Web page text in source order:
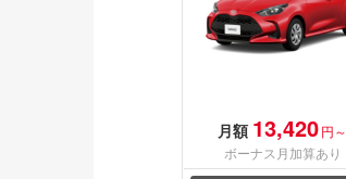
月額 13,420円～
ボーナス月加算あり